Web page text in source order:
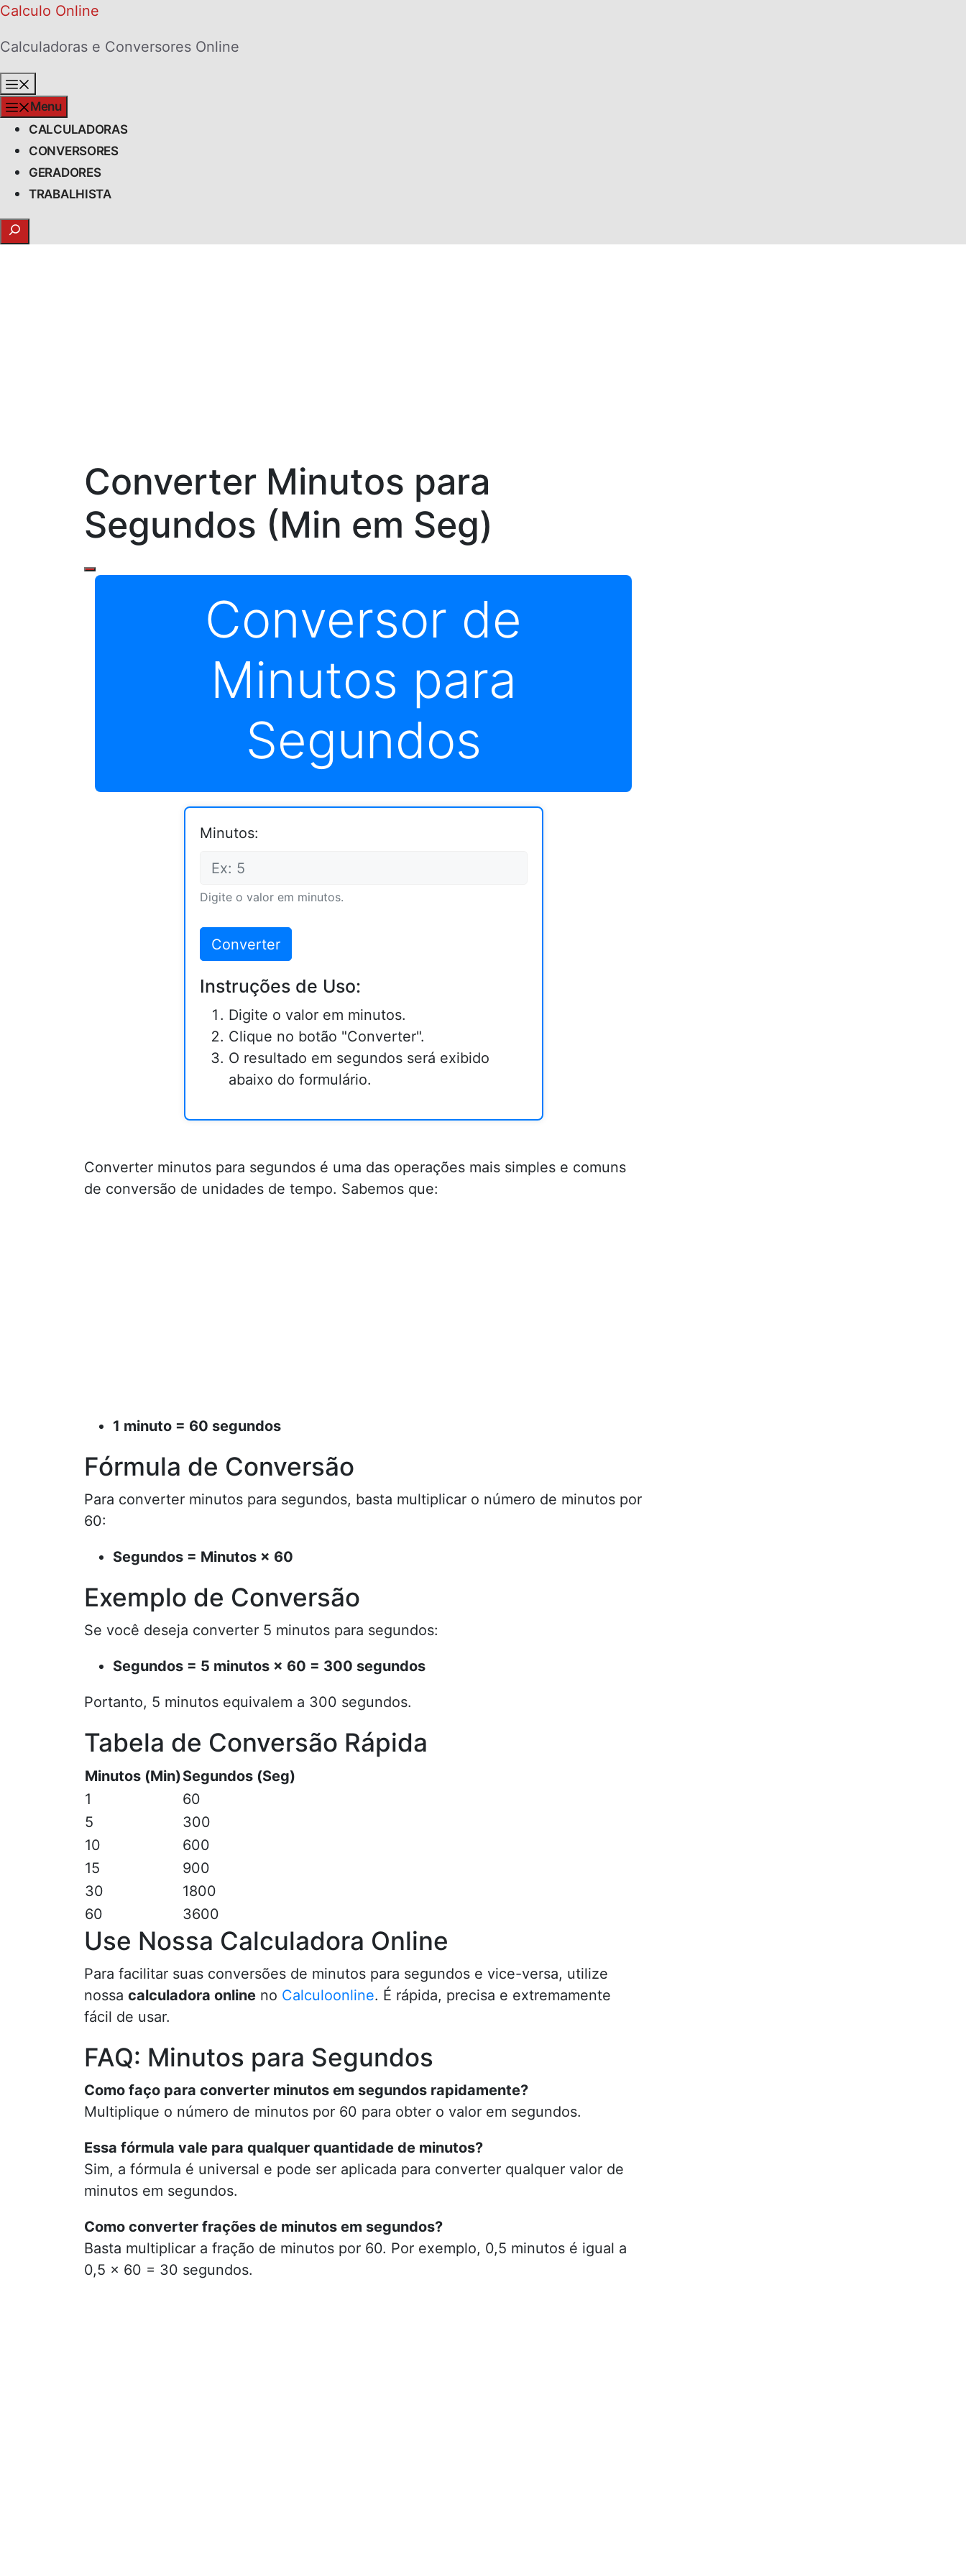
Skip
content
Calculo Online
Calculadoras e Conversores Online
Menu
CALCULADORAS
CONVERSORES
GERADORES
TRABALHISTA
Search
Converter Minutos para
Segundos (Min em Seg)
Conversor de
Minutos para
Segundos
Minutos:
Digite o valor em minutos.
Converter
Instruções de Uso:
Digite o valor em minutos.
Clique no botão "Converter".
O resultado em segundos será exibido
abaixo do formulário.
Converter minutos para segundos é uma das operações mais simples e comuns
de conversão de unidades de tempo. Sabemos que:
1 minuto = 60 segundos
Fórmula de Conversão
Para converter minutos para segundos, basta multiplicar o número de minutos por
60:
Segundos = Minutos × 60
Exemplo de Conversão
Se você deseja converter 5 minutos para segundos:
Segundos = 5 minutos × 60 = 300 segundos
Portanto, 5 minutos equivalem a 300 segundos.
Tabela de Conversão Rápida
Minutos (Min)Segundos (Seg)
1
60
5
300
10
600
15
900
30
1800
60
3600
Use Nossa Calculadora Online
Para facilitar suas conversões de minutos para segundos e vice-versa, utilize
nossa calculadora online no Calculoonline. É rápida, precisa e extremamente
fácil de usar.
FAQ: Minutos para Segundos
Como faço para converter minutos em segundos rapidamente?
Multiplique o número de minutos por 60 para obter o valor em segundos.
Essa fórmula vale para qualquer quantidade de minutos?
Sim, a fórmula é universal e pode ser aplicada para converter qualquer valor de
minutos em segundos.
Como converter frações de minutos em segundos?
Basta multiplicar a fração de minutos por 60. Por exemplo, 0,5 minutos é igual a
0,5 × 60 = 30 segundos.